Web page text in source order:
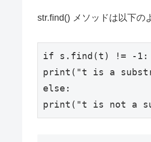
str.find() メソッドは以下の
if s.find(t) != - 1
print ( "t is a
else
print ( "t is not a